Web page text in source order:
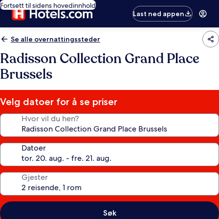
Fortsett til sidens hovedinnhold
Last ned appen
Se alle overnattingssteder
Radisson Collection Grand Place
Brussels
Velg datoer for å se priser
Hvor vil du hen?
Datoer
Gjester
Søk